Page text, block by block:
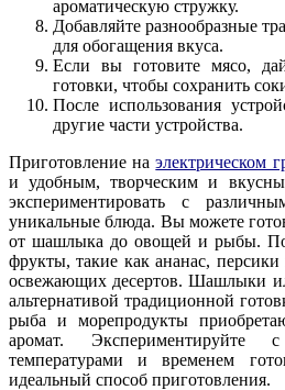
ароматическую стружку.
Добавляйте разнообразные
для обогащения вкуса.
Если вы готовите мясо,
готовки, чтобы сохранить
После использования
другие части устройства.
Приготовление наэлектрическом
и удобным, творческим и
экспериментировать с
уникальные блюда. Вы можете
от шашлыка до овощей и рыбы.
фрукты, такие как ананас,
освежающих десертов. Шашлыки
альтернативой традиционной
рыба и морепродукты
аромат. Экспериментируйте
температурами и временем
идеальный способ приготовления.